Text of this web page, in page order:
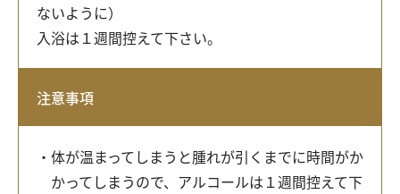
ないように）
入浴は１週間控えて下さい。
注意事項
体が温まってしまうと腫れが引くまでに時間がか
かってしまうので、アルコールは１週間控えて下